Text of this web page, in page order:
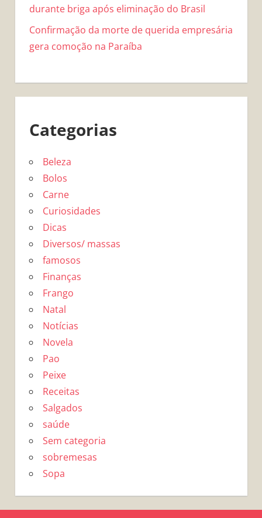
durante briga após eliminação do Brasil
Confirmação da morte de querida empresária
gera comoção na Paraíba
Categorias
Beleza
Bolos
Carne
Curiosidades
Dicas
Diversos/ massas
famosos
Finanças
Frango
Natal
Notícias
Novela
Pao
Peixe
Receitas
Salgados
saúde
Sem categoria
sobremesas
Sopa